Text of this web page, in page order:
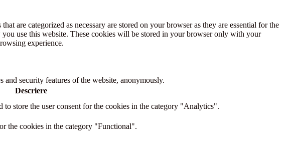
are categorized as necessary are stored on your browser as they are essential for the
use this website. These cookies will be stored in your browser only with your
experience.
and security features of the website, anonymously.
Descriere
store the user consent for the cookies in the category "Analytics".
the cookies in the category "Functional".